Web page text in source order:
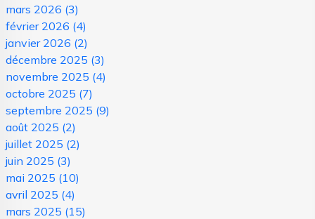
mars 2026 (3)
février 2026 (4)
janvier 2026 (2)
décembre 2025 (3)
novembre 2025 (4)
octobre 2025 (7)
septembre 2025 (9)
août 2025 (2)
juillet 2025 (2)
juin 2025 (3)
mai 2025 (10)
avril 2025 (4)
mars 2025 (15)